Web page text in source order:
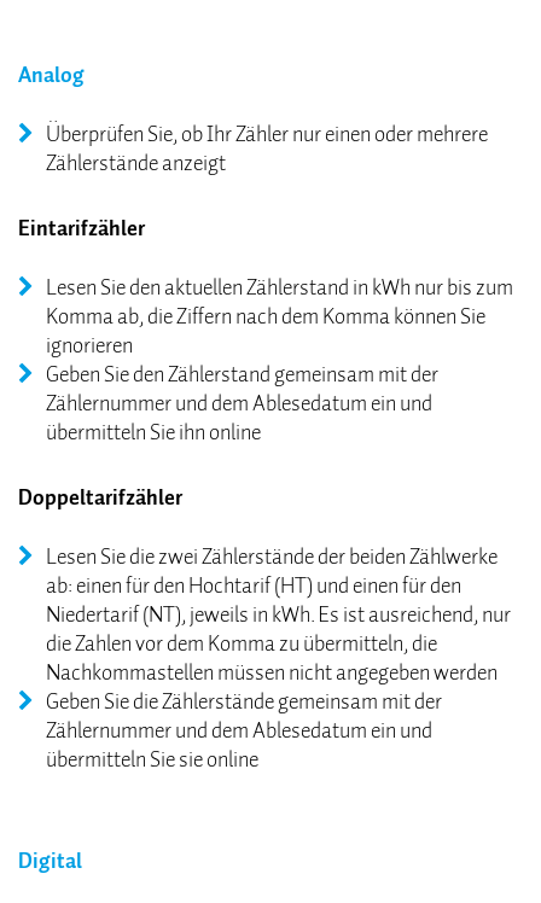
Analog
Überprüfen Sie, ob Ihr Zähler nur einen oder mehrere
Zählerstände anzeigt
Eintarifzähler
Lesen Sie den aktuellen Zählerstand in kWh nur bis zum
Komma ab, die Ziffern nach dem Komma können Sie
ignorieren
Geben Sie den Zählerstand gemeinsam mit der
Zählernummer und dem Ablesedatum ein und
übermitteln Sie ihn online
Doppeltarifzähler
Lesen Sie die zwei Zählerstände der beiden Zählwerke
ab: einen für den Hochtarif (HT) und einen für den
Niedertarif (NT), jeweils in kWh. Es ist ausreichend, nur
die Zahlen vor dem Komma zu übermitteln, die
Nachkommastellen müssen nicht angegeben werden
Geben Sie die Zählerstände gemeinsam mit der
Zählernummer und dem Ablesedatum ein und
übermitteln Sie sie online
Digital